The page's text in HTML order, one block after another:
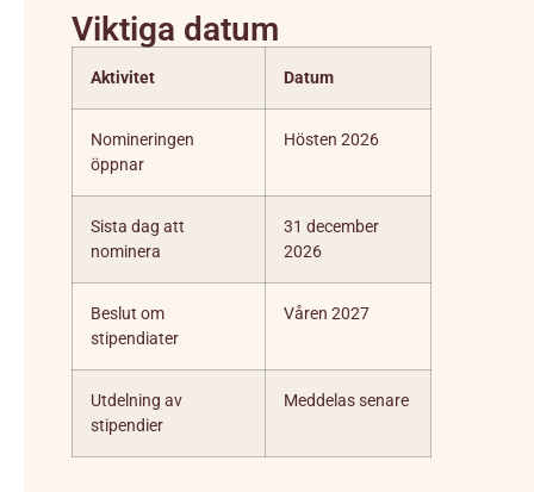
Viktiga datum
Aktivitet Datum
Nomineringen
öppnar
Hösten 2026
Sista dag att
nominera
31 december
2026
Beslut om
stipendiater
Våren 2027
Utdelning av
stipendier
Meddelas senare